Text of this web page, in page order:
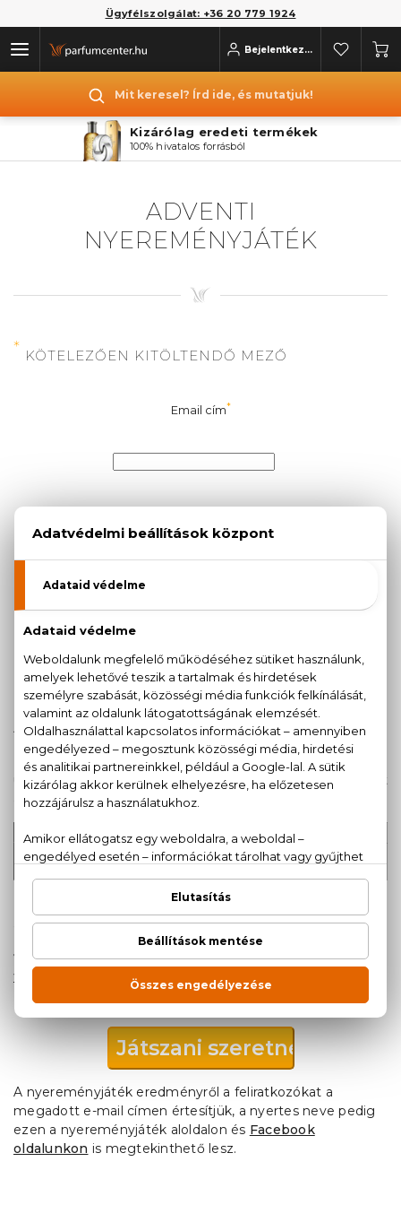
Ügyfélszolgálat: +36 20 779 1924
Bejelentkezés
Mit keresel? Írd ide, és mutatjuk!
Kizárólag eredeti termékek
100% hivatalos forrásból
ADVENTI
NYEREMÉNYJÁTÉK
* KÖTELEZŐEN KITÖLTENDŐ MEZŐ
Email cím*
ADATKEZELÉS
PhD Consulting Trade Kft. (parfumcenter.hu
üzemeltetője) felhasználhatja a jelen formban megadott
adataidat a nyereményjáték céljából.
Hozzájárulok az adataim kezeléséhez
Hozzájárulok, hogy a Parfümcenter hírlevelet
küldjön nekem
Bármikor meggondolhatod magad és
leiratkozhatsz a levelek alján található link
segítségével, vagy kapcsolatba léphetsz velünk
az info@parfumcenter.hu emailcímen. Még
több információt megtudhatsz azAdatvédelmi
tájékoztatónkból
A nyereményjáték eredményről a feliratkozókat a
megadott e-mail címen értesítjük, a nyertes neve pedig
ezen a nyereményjáték aloldalon és Facebook
oldalunkon is megtekinthető lesz.